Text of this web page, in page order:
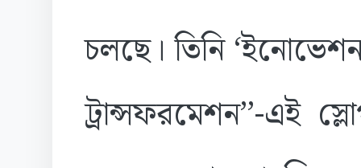
চলছে। তিনি
ট্রান্সফরমেশন’’-এই